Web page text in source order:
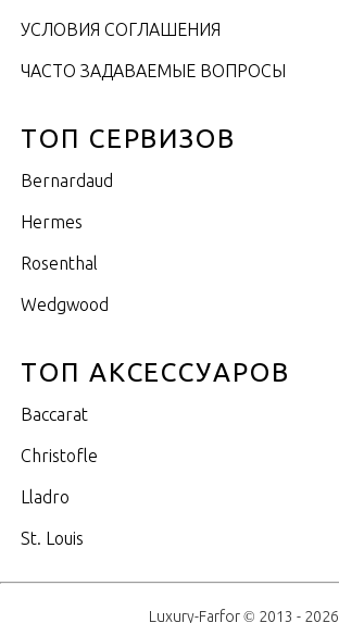
УСЛОВИЯ СОГЛАШЕНИЯ
ЧАСТО ЗАДАВАЕМЫЕ ВОПРОСЫ
ТОП СЕРВИЗОВ
Bernardaud
Hermes
Rosenthal
Wedgwood
ТОП АКСЕССУАРОВ
Baccarat
Christofle
Lladro
St. Louis
Luxury-Farfor © 2013 - 2026